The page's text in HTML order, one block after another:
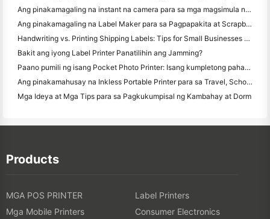
Ang pinakamagaling na instant na camera para sa mga magsimula na ayaw magbasura ng papel
Ang pinakamagaling na Label Maker para sa Pagpapakita at Scrapbooking: Magdagdag ng Karagdagang Color sa bawat Pahina
Handwriting vs. Printing Shipping Labels: Tips for Small Businesses noong 2026
Bakit ang iyong Label Printer Panatilihin ang Jamming?
Paano pumili ng isang Pocket Photo Printer: Isang kumpletong pahayag para sa Pagmamamahayag, Travel, at iPhone Users
Ang pinakamahusay na Inkless Portable Printer para sa Travel, School, at Mobile Work: Hanin MT620 Pro Review
Mga Ideya at Mga Tips para sa Pagkukumpisal ng Kambahay at Dorm
Products
MGA POS PRINTER
Label Printers
Mga Mobile Printers
Consumer Electronics